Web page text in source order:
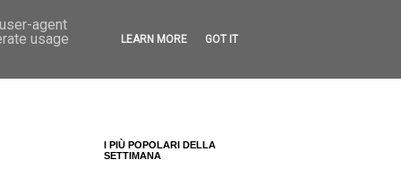
I PIÙ POPOLARI DELLA
SETTIMANA
agent
usage
LEARN MORE GOT IT